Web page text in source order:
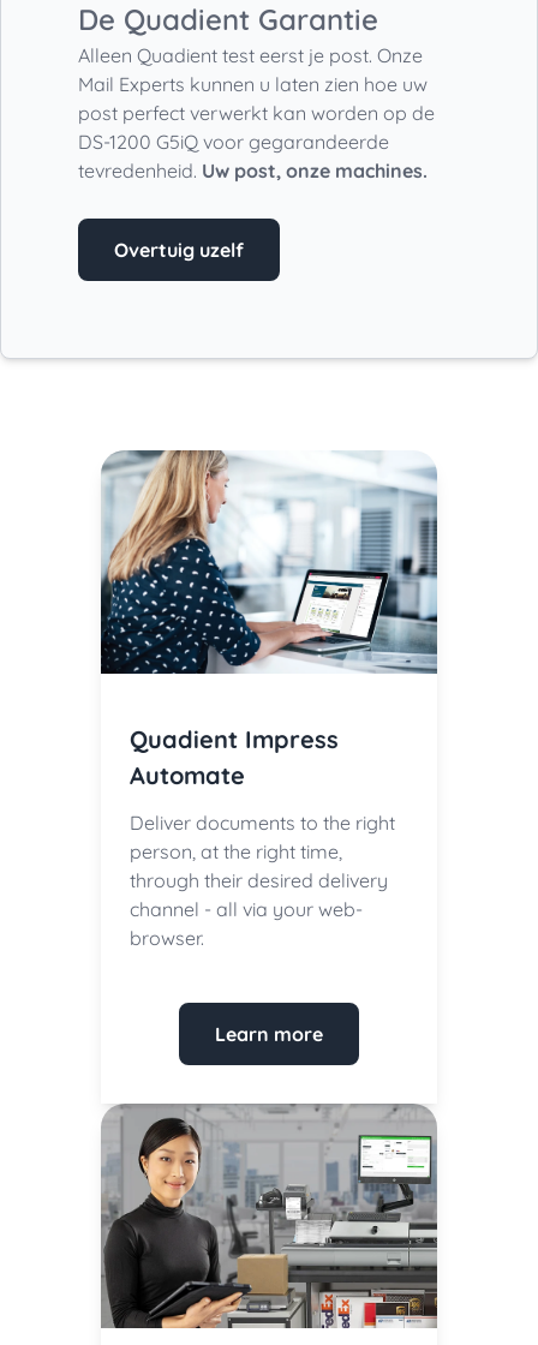
De Quadient Garantie
Alleen Quadient test eerst je post. Onze
Mail Experts kunnen u laten zien hoe uw
post perfect verwerkt kan worden op de
DS-1200 G5iQ voor gegarandeerde
tevredenheid. Uw post, onze machines.
Overtuig uzelf
Quadient Impress
Automate
Deliver documents to the right
person, at the right time,
through their desired delivery
channel - all via your web-
browser.
Learn more